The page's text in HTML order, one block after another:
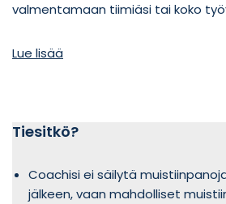
valmentamaan tiimiäsi tai koko
Lue lisää
Tiesitkö?
Coachisi ei säilytä
jälkeen, vaan mahdolliset